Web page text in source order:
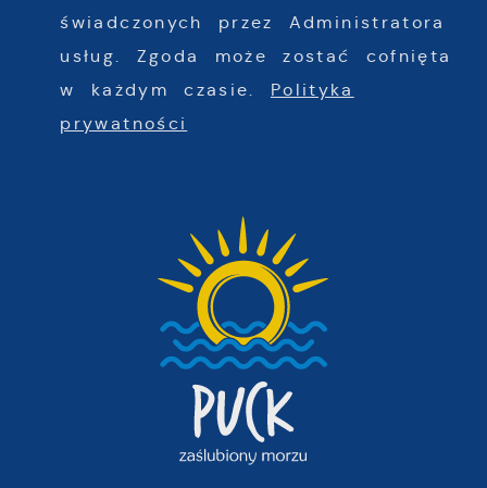
świadczonych przez Administratora
usług. Zgoda może zostać cofnięta
w każdym czasie. Polityka
prywatności